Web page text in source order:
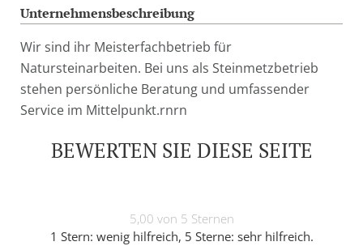
Unternehmensbeschreibung
Wir sind ihr Meisterfachbetrieb für
Natursteinarbeiten. Bei uns als Steinmetzbetrieb
stehen persönliche Beratung und umfassender
Service im Mittelpunkt.rnrn
BEWERTEN SIE DIESE SEITE
5,00 von 5 Sternen
1 Stern: wenig hilfreich, 5 Sterne: sehr hilfreich.